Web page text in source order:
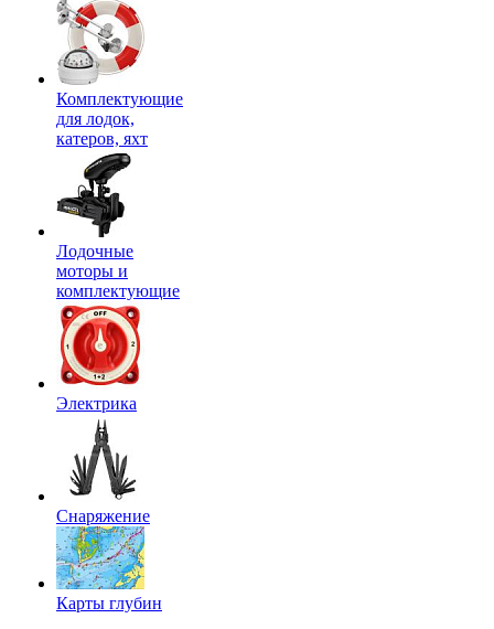
Комплектующие
для лодок,
катеров, яхт
Лодочные
моторы и
комплектующие
Электрика
Снаряжение
Карты глубин